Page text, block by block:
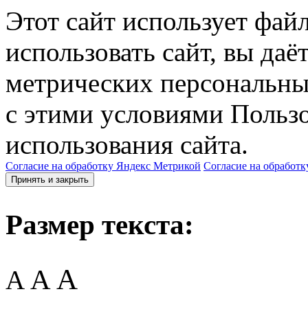
Этот сайт использует
использовать сайт, вы
метрических
с этими условиями
использования сайта.
Согласие на обработку Яндекс Метрикой Согласие на
Принять и закрыть
Размер текста:
A AA